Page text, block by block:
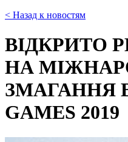
< Назад к новостям
ВІДКРИТО
НА
ЗМАГАННЯ
GAMES 2019